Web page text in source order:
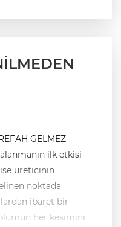
GELMEZ
ilk etkisi
üreticinin
noktada
ibaret bir
her kesimini